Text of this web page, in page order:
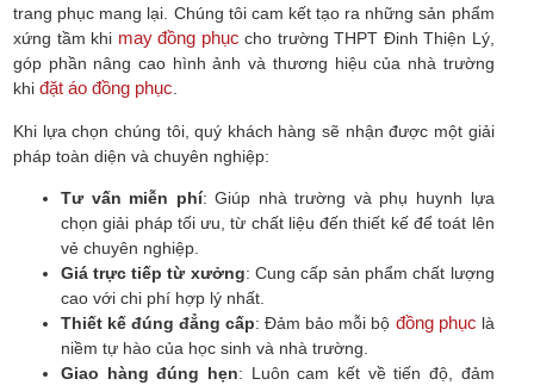
trang phục mang lại. Chúng tôi cam kết tạo ra những sản phẩm
xứng tầm khi may đồng phục cho trường THPT Đinh Thiện Lý,
góp phần nâng cao hình ảnh và thương hiệu của nhà trường
khi đặt áo đồng phục.
Khi lựa chọn chúng tôi, quý khách hàng sẽ nhận được một giải
pháp toàn diện và chuyên nghiệp:
Tư vấn miễn phí: Giúp nhà trường và phụ huynh lựa
chọn giải pháp tối ưu, từ chất liệu đến thiết kế để toát lên
vẻ chuyên nghiệp.
Giá trực tiếp từ xưởng: Cung cấp sản phẩm chất lượng
cao với chi phí hợp lý nhất.
Thiết kế đúng đẳng cấp: Đảm bảo mỗi bộ đồng phục là
niềm tự hào của học sinh và nhà trường.
Giao hàng đúng hẹn: Luôn cam kết về tiến độ, đảm